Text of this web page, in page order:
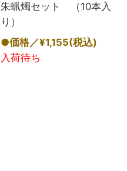
朱蝋燭セット （10本入
り）
●価格／¥1,155(税込)
入荷待ち